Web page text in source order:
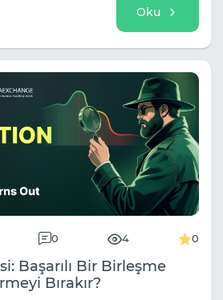
inceleyeceğiz.
Oku
0 4 0
Başarılı Bir Birleşme
Bırakır?